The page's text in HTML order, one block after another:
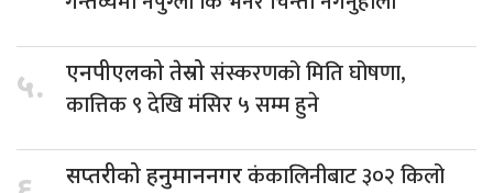
५. एनपीएलको तेस्रोसंस्करणको मिति घोषणा,
कात्तिक ९ देखि मंसिर ५ सम्म हुने
सप्तरीको हनुमाननगरकंकालिनीबाट ३०२ किलो